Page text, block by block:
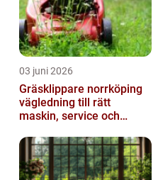
03 juni 2026
Gräsklippare norrköping
vägledning till rätt
maskin, service och